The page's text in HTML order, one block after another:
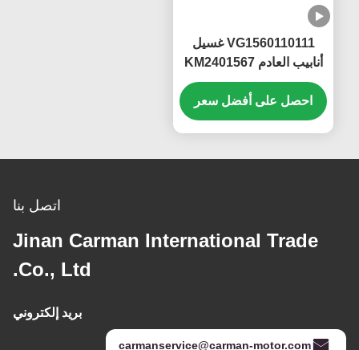
VG1560110111 غسيل
أنابيب العادم KM2401567
سينوتروك هوو WD615
WP10 المحرك
احصل على أفضل سعر
اتصل بنا
Jinan Carman International Trade
Co., Ltd.
بريد إلكتروني
carmanservice@carman-motor.com